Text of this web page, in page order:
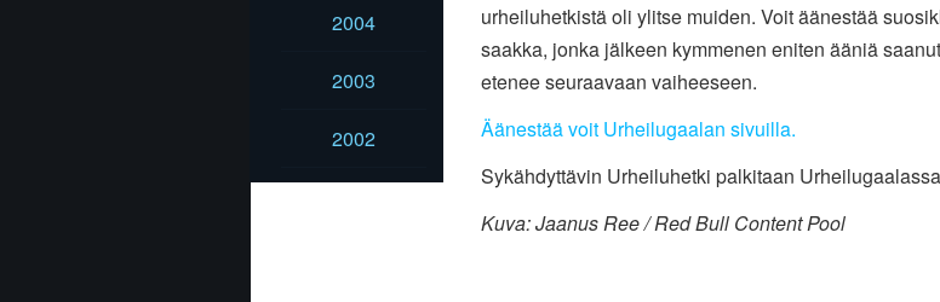
2004
2003
2002
urheiluhetkistä oli ylitse muiden. Voit äänestää
saakka, jonka jälkeen kymmenen eniten ääniä
etenee seuraavaan vaiheeseen.
Äänestää voit Urheilugaalan sivuilla.
Sykähdyttävin Urheiluhetki palkitaan
Kuva: Jaanus Ree / Red Bull Content Pool